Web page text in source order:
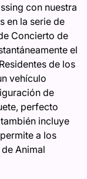
con nuestra
en la serie de
Concierto de
el
de los
vehículo
de
perfecto
incluye
a los
Animal